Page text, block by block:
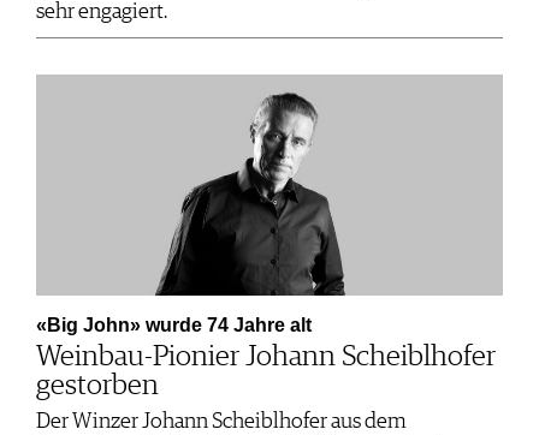
sehr engagiert.
«Big John» wurde 74 Jahre alt
Weinbau-Pionier Johann Scheiblhofer
gestorben
Der Winzer Johann Scheiblhofer aus dem